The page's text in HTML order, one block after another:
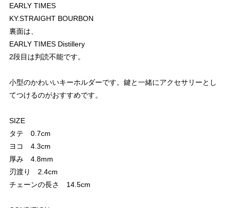
EARLY TIMES
KY.STRAIGHT BOURBON
裏面は、
EARLY TIMES Distillery
2段目は判読不能です。
小型のかわいいキーホルダーです。鍵と一緒にアクセサリーとし
てつけるのがおすすめです。
SIZE
タテ 0.7cm
ヨコ 4.3cm
厚み 4.8mm
刃渡り 2.4cm
チェーンの長さ 14.5cm